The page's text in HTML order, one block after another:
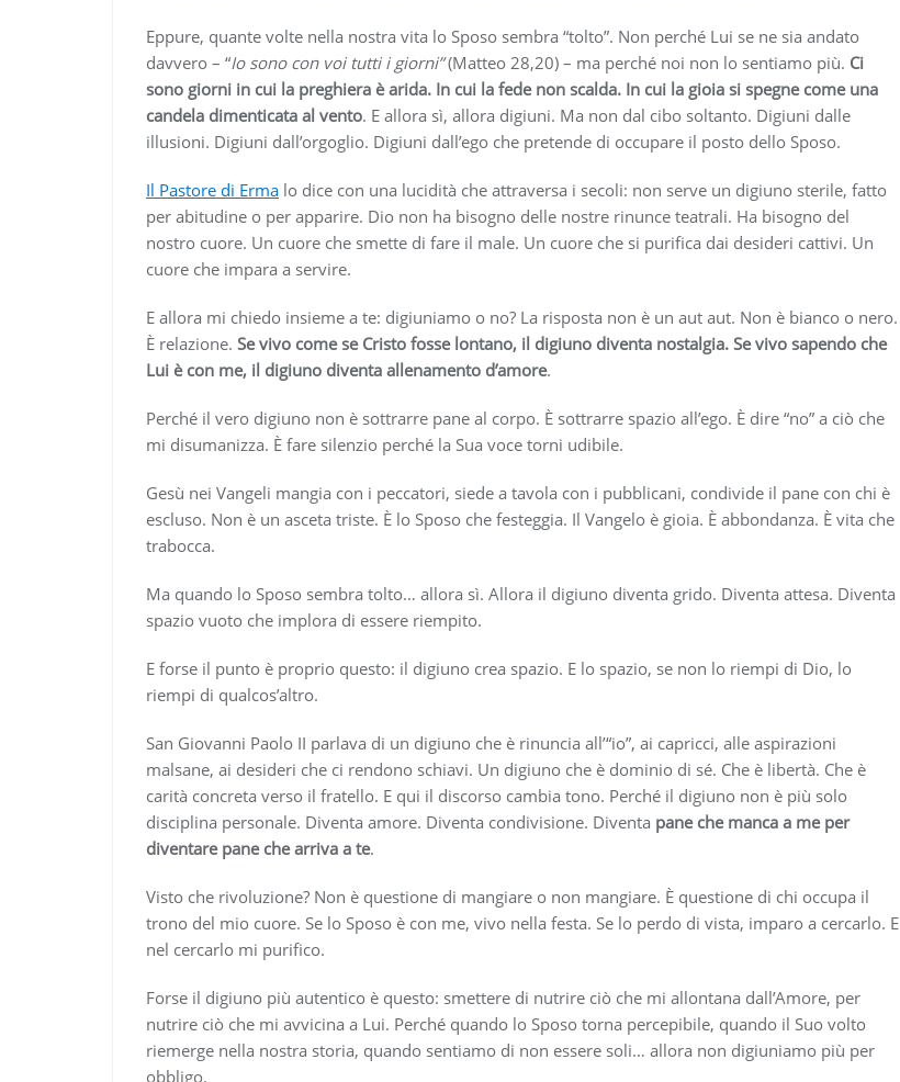
Eppure, quante volte nella nostra vita lo Sposo sembra “tolto”. Non perché Lui se ne sia andato
davvero – “Io sono con voi tutti i giorni”(Matteo 28,20) – ma perché noi non lo sentiamo più. Ci
sono giorni in cui la preghiera è arida. In cui la fede non scalda. In cui la gioia si spegne come una
candela dimenticata al vento. E allora sì, allora digiuni. Ma non dal cibo soltanto. Digiuni dalle
illusioni. Digiuni dall’orgoglio. Digiuni dall’ego che pretende di occupare il posto dello Sposo.
Il Pastore di Erma lo dice con una lucidità che attraversa i secoli: non serve un digiuno sterile, fatto
per abitudine o per apparire. Dio non ha bisogno delle nostre rinunce teatrali. Ha bisogno del
nostro cuore. Un cuore che smette di fare il male. Un cuore che si purifica dai desideri cattivi. Un
cuore che impara a servire.
E allora mi chiedo insieme a te: digiuniamo o no? La risposta non è un aut aut. Non è bianco o nero.
È relazione. Se vivo come se Cristo fosse lontano, il digiuno diventa nostalgia. Se vivo sapendo che
Lui è con me, il digiuno diventa allenamento d’amore.
Perché il vero digiuno non è sottrarre pane al corpo. È sottrarre spazio all’ego. È dire “no” a ciò che
mi disumanizza. È fare silenzio perché la Sua voce torni udibile.
Gesù nei Vangeli mangia con i peccatori, siede a tavola con i pubblicani, condivide il pane con chi è
escluso. Non è un asceta triste. È lo Sposo che festeggia. Il Vangelo è gioia. È abbondanza. È vita che
trabocca.
Ma quando lo Sposo sembra tolto… allora sì. Allora il digiuno diventa grido. Diventa attesa. Diventa
spazio vuoto che implora di essere riempito.
E forse il punto è proprio questo: il digiuno crea spazio. E lo spazio, se non lo riempi di Dio, lo
riempi di qualcos’altro.
San Giovanni Paolo II parlava di un digiuno che è rinuncia all’“io”, ai capricci, alle aspirazioni
malsane, ai desideri che ci rendono schiavi. Un digiuno che è dominio di sé. Che è libertà. Che è
carità concreta verso il fratello. E qui il discorso cambia tono. Perché il digiuno non è più solo
disciplina personale. Diventa amore. Diventa condivisione. Diventa pane che manca a me per
diventare pane che arriva a te.
Visto che rivoluzione? Non è questione di mangiare o non mangiare. È questione di chi occupa il
trono del mio cuore. Se lo Sposo è con me, vivo nella festa. Se lo perdo di vista, imparo a cercarlo. E
nel cercarlo mi purifico.
Forse il digiuno più autentico è questo: smettere di nutrire ciò che mi allontana dall’Amore, per
nutrire ciò che mi avvicina a Lui. Perché quando lo Sposo torna percepibile, quando il Suo volto
riemerge nella nostra storia, quando sentiamo di non essere soli… allora non digiuniamo più per
obbligo.